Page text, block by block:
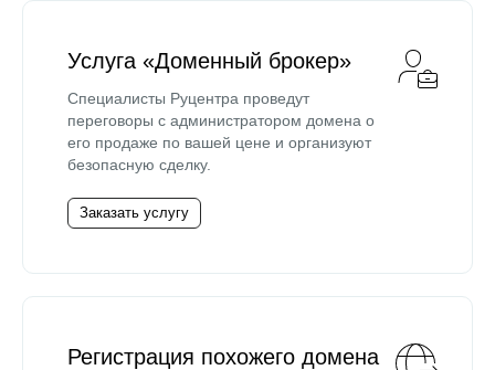
Услуга «Доменный брокер»
Специалисты Руцентра проведут
переговоры с администратором домена о
его продаже по вашей цене и организуют
безопасную сделку.
Заказать услугу
Регистрация похожего домена